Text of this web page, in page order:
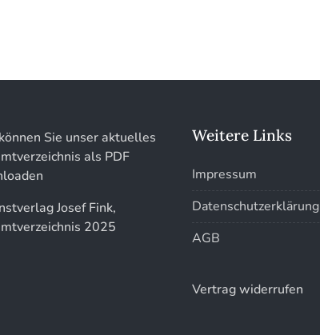
können Sie unser aktuelles
als PDF
Weitere Links
Impressum
Datenschutzerklärung
AGB
Vertrag widerrufen